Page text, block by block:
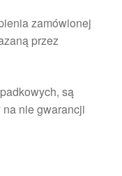
zamówionej
przez
są
nie gwarancji